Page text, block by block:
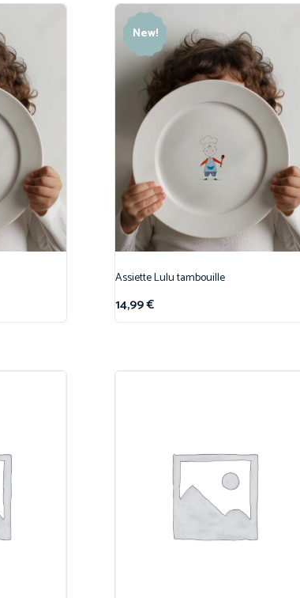
New!
Assiette Lulu tambouille
14,99€